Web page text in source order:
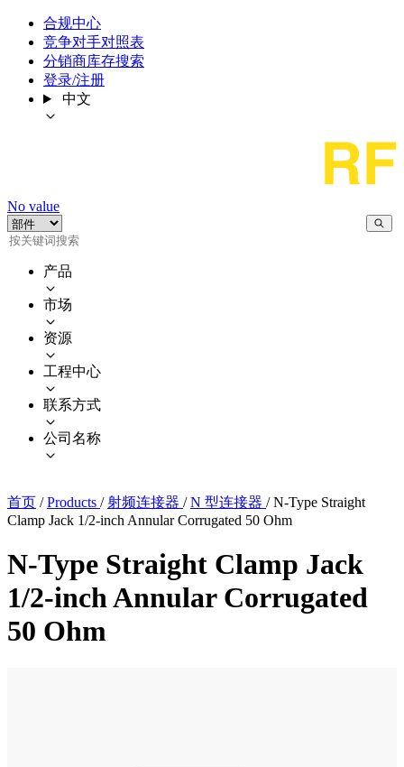
合规中心
竞争对手对照表
分销商库存搜索
登录/注册
中文
No value
产品
市场
资源
工程中心
联系方式
公司名称
首页 / Products / 射频连接器 / N 型连接器 / N-Type Straight
Clamp Jack 1/2-inch Annular Corrugated 50 Ohm
N-Type Straight Clamp Jack
1/2-inch Annular Corrugated
50 Ohm